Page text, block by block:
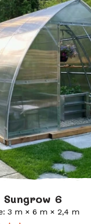
Sungrow 6
3 m × 6 m × 2,4 m